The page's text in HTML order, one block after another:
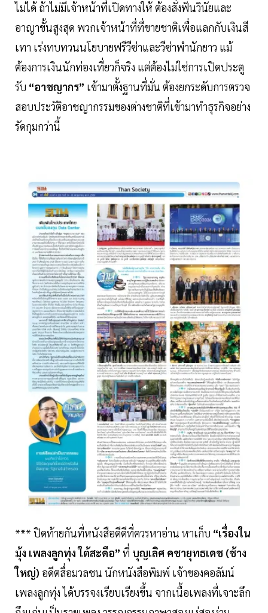
ไม่ได้ ถ้าไม่มีเจ้าหน้าที่เปิดทางให้ ต้องสั่งฟันวินัยและ
อาญาขั้นสูงสุด พวกเจ้าหน้าที่ที่ขายชาติเพื่อแลกกับเงินสี
เทา เร่งทบทวนนโยบายฟรีวีซ่าและวีซ่าพำนักยาว แม้
ต้องการเงินนักท่องเที่ยวก็จริง แต่ต้องไม่ใช่การเปิดประตู
รับ “อาชญากร” เข้ามาตั้งฐานที่มั่น ต้องยกระดับการตรวจ
สอบประวัติอาชญากรรมของต่างชาติที่เข้ามาทำธุรกิจอย่าง
รัดกุมกว่านี้
*** ปิดท้ายกันที่หนังสือดีดีที่ควรหาอ่าน หาเก็บ “เรื่องใน
มุ้ง เพลงลูกทุ่ง ใต้สะดือ” ที่ บุญเลิศ คชายุทธเดช (ช้าง
ใหญ่) อดีตสื่อมวลชน นักหนังสือพิมพ์ เจ้าของคอลัมน์
เพลงลูกทุ่ง ได้บรรจงเรียบเรียงขึ้น จากเนื้อเพลงที่เจาะลึก